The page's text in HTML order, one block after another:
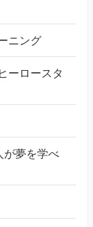
ニング
ーロースタ
が夢を学べ